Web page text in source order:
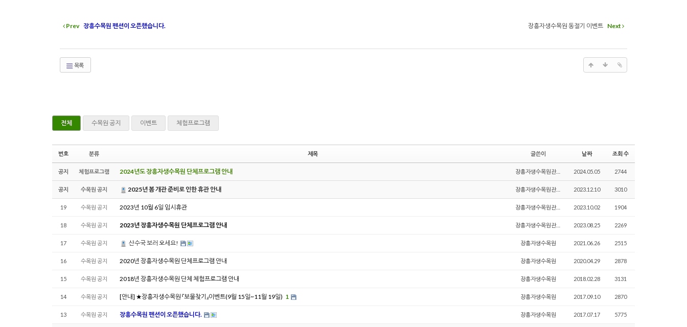
Prev 장흥수목원 펜션이 오픈했습니다. 장흥자생수목원 동절기 이벤트 Next
목록
전체 수목원 공지 이벤트 체험프로그램
번호 분류 제목 글쓴이 날짜 조회 수
공지 체험프로그램 2024년도 장흥자생수목원 단체프로그램 안내 장흥자생수목원관리자 2024.05.05 2744
공지 수목원 공지 2025년 봄 개관 준비로 인한 휴관 안내 장흥자생수목원관리자 2023.12.10 3010
19 수목원 공지 2023년 10월 6일 임시휴관 장흥자생수목원관리자 2023.10.02 1904
18 수목원 공지 2023년 장흥자생수목원 단체프로그램 안내 장흥자생수목원관리자 2023.08.25 2269
17 수목원 공지 산수국 보러 오세요! 장흥자생수목원 2021.06.26 2515
16 수목원 공지 2020년 장흥자생수목원 단체프로그램 안내 장흥자생수목원 2020.04.29 2878
15 수목원 공지 2018년 장흥자생수목원 단체 체험프로그램 안내 장흥자생수목원 2018.02.28 3131
14 수목원 공지 [안내] ★장흥자생수목원 『보물찾기』이벤트(9월 15일~11월 19일) 1 장흥자생수목원 2017.09.10 2870
13 수목원 공지 장흥수목원 펜션이 오픈했습니다. 장흥자생수목원 2017.07.17 5775